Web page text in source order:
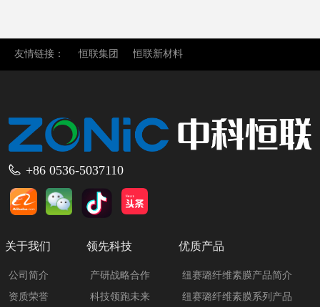
+86 0536-5037110
纽赛璐纤维素膜产品简介
纽赛璐纤维素膜系列产品
优质产品
公司简介
资质荣誉
关于我们
产研战略合作
科技领跑未来
领先科技
友情链接： 恒联集团 恒联新材料